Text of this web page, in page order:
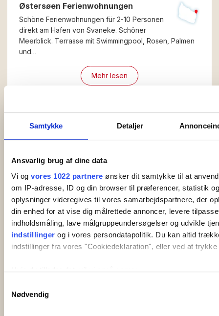
Samtykke Detaljer
Ansvarlig brug af dine data
Vi og vores 1022 partnere ønsker dit samtykke til at
om IP-adresse, ID og din browser til præferencer, statistik
oplysninger videregives til vores samarbejdspartnere, der
din enhed for at vise dig målrettede annoncer, levere
indholdsmåling, lave målgruppeundersøgelser og udvikle
indstillinger og i vores persondatapolitik. Du kan altid
indstillinger fra vores "Cookiedeklaration", eller ved at
meter
Nødvendig
Østersøen Ferienwohnungen
Schöne Ferienwohnungen für 2-10 Personen
direkt am Hafen von Svaneke. Schöner
Meerblick. Terrasse mit Swimmingpool, Rosen, Palmen
und…
Mehr lesen
Ferienwohnungen für 2